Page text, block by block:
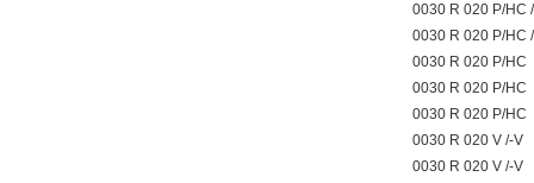
0030 R 020 P/HC
0030 R 020 P/HC
0030 R 020 P/HC
0030 R 020 P/HC
0030 R 020 P/HC
0030 R 020 V /-V
0030 R 020 V /-V